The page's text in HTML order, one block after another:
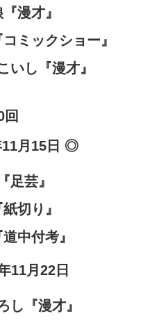
漫才』
ミックショー』
いし『漫才』
回
月15日 ◎
足芸』
紙切り』
中付考』
11月22日
し『漫才』